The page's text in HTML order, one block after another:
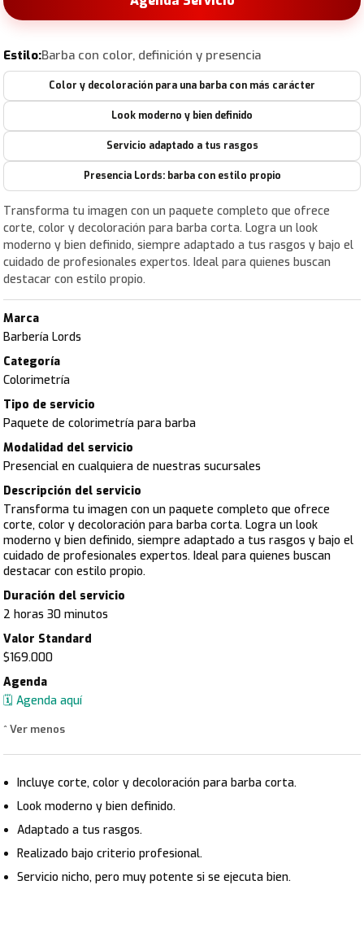
Estilo:Barba con color, definición y presencia
Color y decoloración para una barba con más carácter
Look moderno y bien definido
Servicio adaptado a tus rasgos
Presencia Lords: barba con estilo propio
Transforma tu imagen con un paquete completo que ofrece
corte, color y decoloración para barba corta. Logra un look
moderno y bien definido, siempre adaptado a tus rasgos y bajo el
cuidado de profesionales expertos. Ideal para quienes buscan
destacar con estilo propio.
Marca
Barbería Lords
Categoría
Colorimetría
Tipo de servicio
Paquete de colorimetría para barba
Modalidad del servicio
Presencial en cualquiera de nuestras sucursales
Descripción del servicio
Transforma tu imagen con un paquete completo que ofrece
corte, color y decoloración para barba corta. Logra un look
moderno y bien definido, siempre adaptado a tus rasgos y bajo el
cuidado de profesionales expertos. Ideal para quienes buscan
destacar con estilo propio.
Duración del servicio
2 horas 30 minutos
Valor Standard
$169.000
Agenda
🗓️ Agenda aquí
^ Ver menos
Incluye corte, color y decoloración para barba corta.
Look moderno y bien definido.
Adaptado a tus rasgos.
Realizado bajo criterio profesional.
Servicio nicho, pero muy potente si se ejecuta bien.